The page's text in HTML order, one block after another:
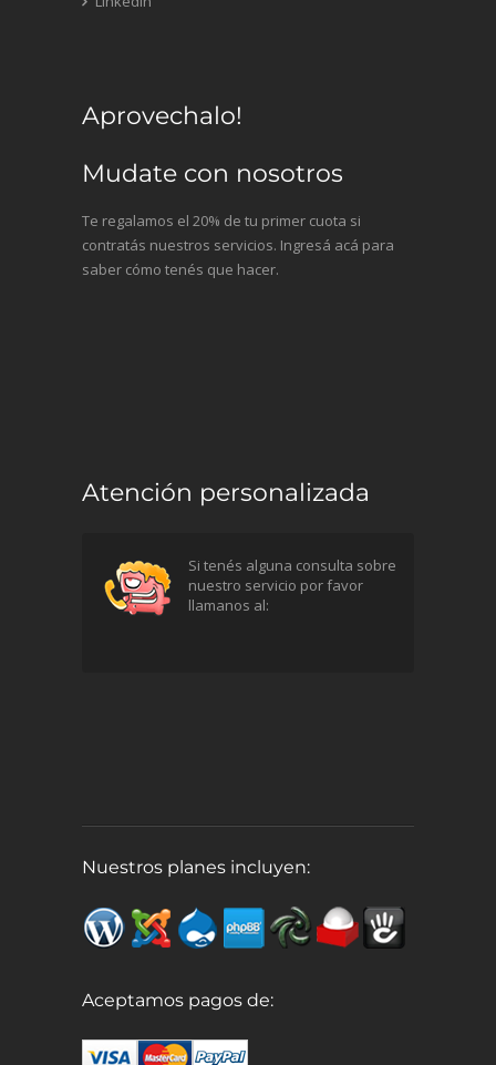
Aprovechalo!
Mudate con nosotros
Te regalamos el 20% de tu primer cuota si
contratás nuestros servicios. Ingresá acá para
saber cómo tenés que hacer.
Atención personalizada
Si tenés alguna consulta sobre
nuestro servicio por favor
llamanos al:
Nuestros planes incluyen:
Aceptamos pagos de: